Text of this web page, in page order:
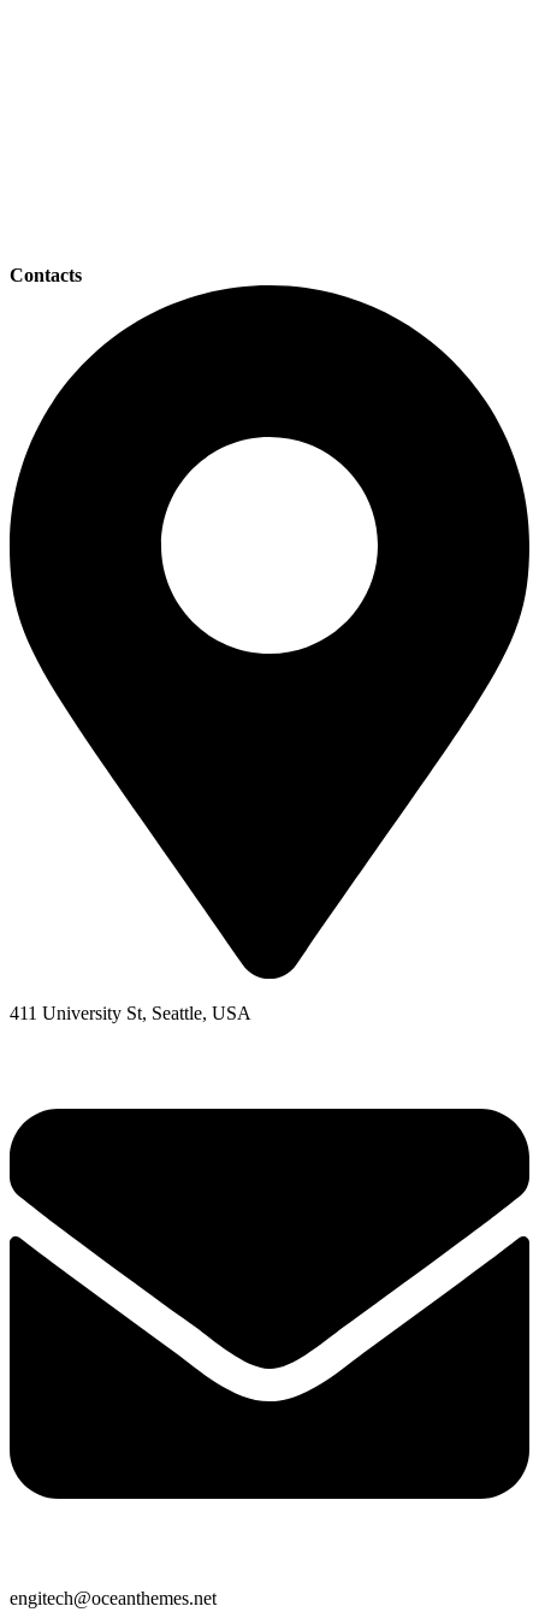
Contacts
411 University St, Seattle, USA
engitech@oceanthemes.net